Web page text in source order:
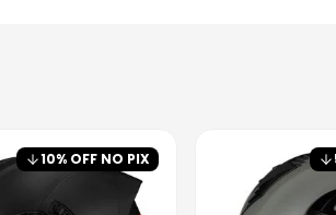
10% OFF NO PIX